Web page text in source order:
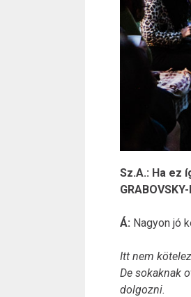
Sz.A.: Ha ez
Á: Nagyon jó
Itt nem
De sokaknak
dolgozni.